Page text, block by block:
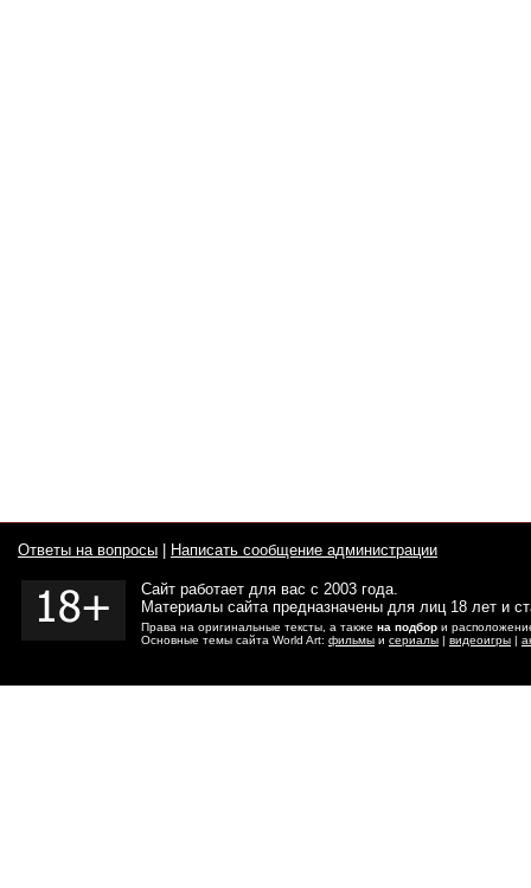
Ответы на вопросы Написать сообщение администрации
Сайт работает для вас с 2003 года.
Материалы сайта предназначены для лиц 18 лет и
Права на оригинальные тексты, а также на подбор и
Основные темы сайта World Art: фильмы и сериалы | видеоигры |